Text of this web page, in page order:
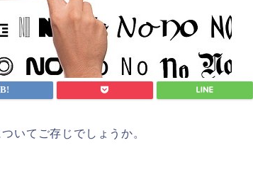
いてご存じでしょうか。